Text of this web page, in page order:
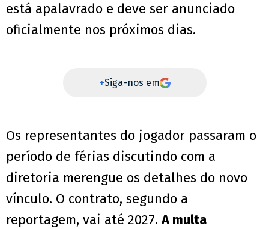
está apalavrado e deve ser anunciado
oficialmente nos próximos dias.
+Siga-nos em
Os representantes do jogador passaram o
período de férias discutindo com a
diretoria merengue os detalhes do novo
vínculo. O contrato, segundo a
reportagem, vai até 2027.A multa